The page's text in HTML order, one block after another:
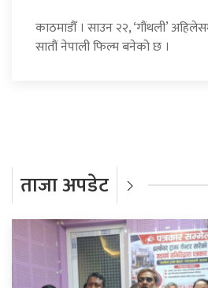
काठमाडौँ । साउन २२, ‘गौंथली’
सातौं नेपाली फिल्म बनेको छ ।
ताजा अपडेट